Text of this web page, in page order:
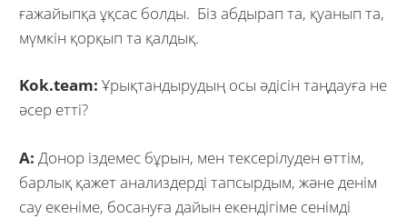
ғажайыпқа ұқсас болды. Біз абдырап та, қуанып та,
мүмкін қорқып та қалдық.
Kok.team: Ұрықтандырудың осы әдісін таңдауға не
әсер етті?
А: Донор іздемес бұрын, мен тексерілуден өттім,
барлық қажет анализдерді тапсырдым, және денім
сау екеніме, босануға дайын екендігіме сенімді